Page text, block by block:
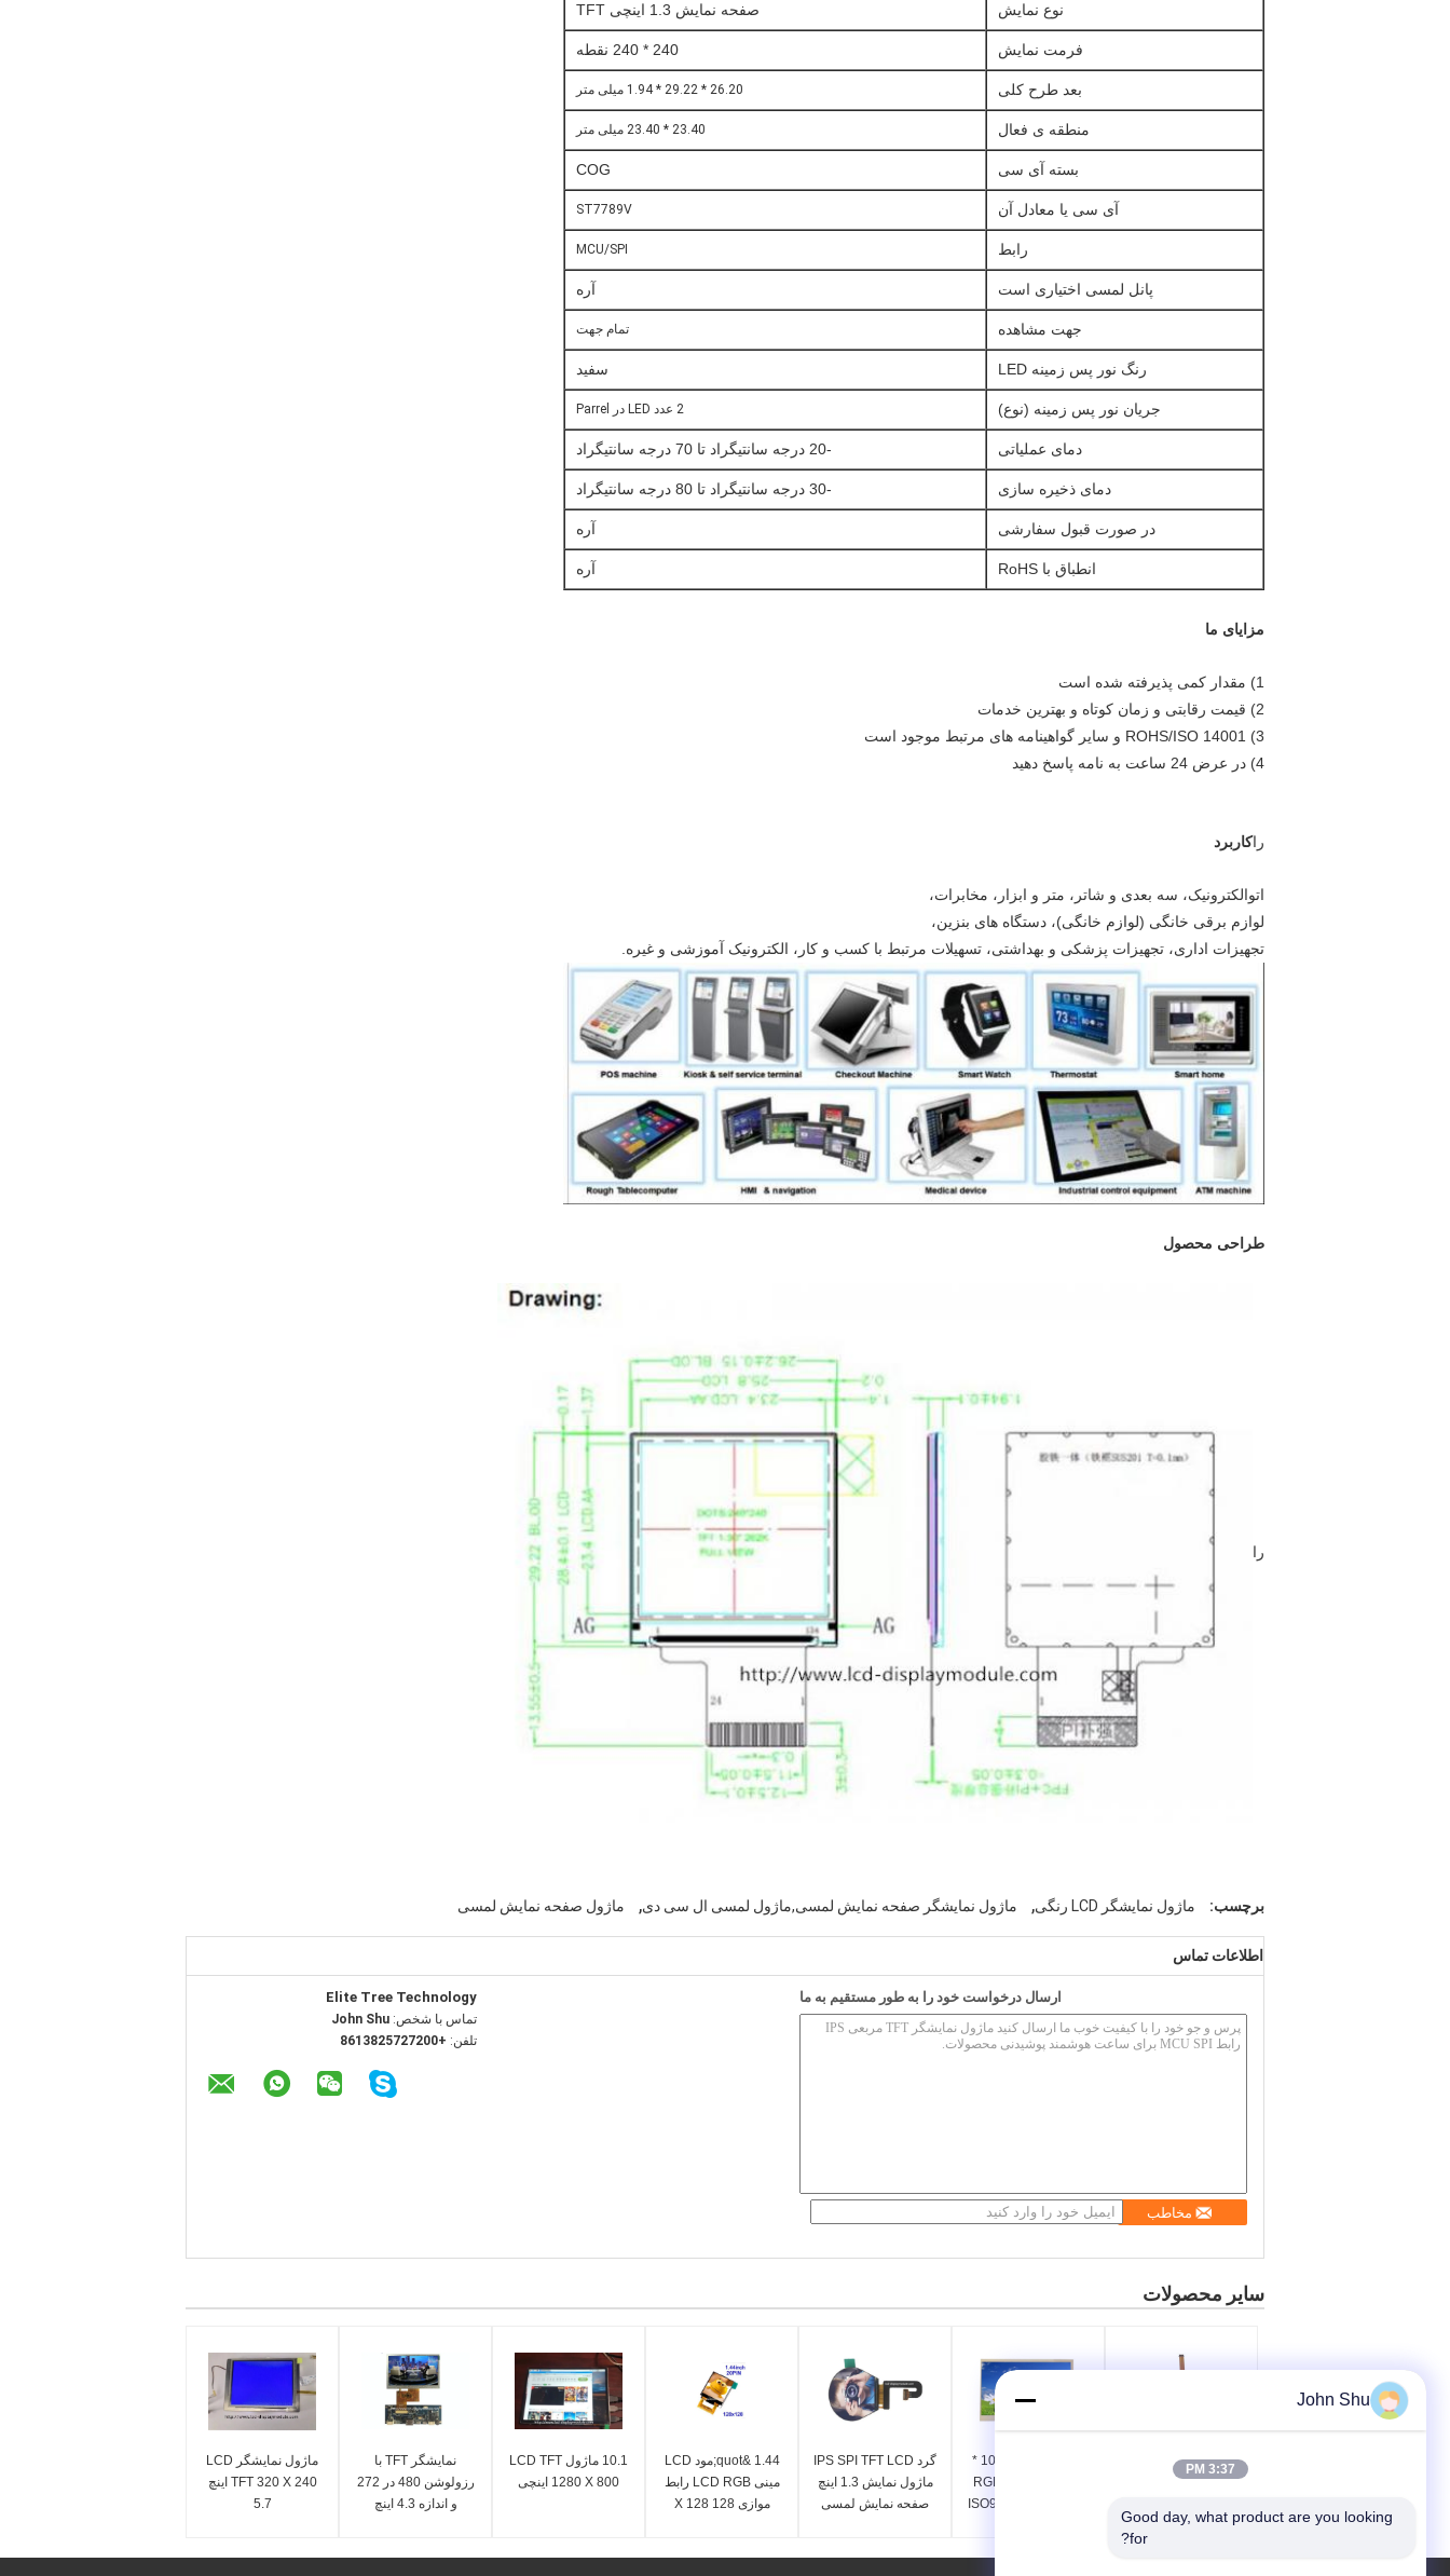
نوع نمایش صفحه نمایش 1.3 اینچی TFT
فرمت نمایش 240 * 240 نقطه
بعد طرح کلی 26.20 * 29.22 * 1.94 میلی متر
منطقه ی فعال 23.40 * 23.40 میلی متر
بسته آی سی COG
آی سی یا معادل آن ST7789V
رابط MCU/SPI
پانل لمسی اختیاری است آره
جهت مشاهده تمام جهت
رنگ نور پس زمینه LED سفید
جریان نور پس زمینه (نوع) 2 عدد LED در Parrel
دمای عملیاتی -20 درجه سانتیگراد تا 70 درجه سانتیگراد
دمای ذخیره سازی -30 درجه سانتیگراد تا 80 درجه سانتیگراد
در صورت قبول سفارشی آره
انطباق با RoHS آره
مزایای ما
1) مقدار کمی پذیرفته شده است
2) قیمت رقابتی و زمان کوتاه و بهترین خدمات
3) ROHS/ISO 14001 و سایر گواهینامه های مرتبط موجود است
4) در عرض 24 ساعت به نامه پاسخ دهید
راکاربرد
اتوالکترونیک، سه بعدی و شاتر، متر و ابزار، مخابرات،
لوازم برقی خانگی (لوازم خانگی)، دستگاه های بنزین،
تجهیزات اداری، تجهیزات پزشکی و بهداشتی، تسهیلات مرتبط با کسب و کار، الکترونیک آموزشی و غیره.
طراحی محصول
را
برچسب: ماژول نمایشگر LCD رنگی , ماژول نمایشگر صفحه نمایش لمسی,ماژول لمسی ال سی دی, ماژول صفحه نمایش لمسی
اطلاعات تماس
Elite Tree Technology
تماس با شخص: John Shu
تلفن: +8613825727200
ارسال درخواست خود را به طور مستقیم به ما
مخاطب
سایر محصولات
ماژول نمایشگر LCD
TFT 320 X 240 اینچ
5.7
نمایشگر TFT با
رزولوشن 480 در 272
و اندازه 4.3 اینچ
10.1 ماژول LCD TFT
1280 X 800 اینچی
1.44 &quot;مود LCD
مینی LCD RGB رابط
موازی 128 X 128
گرد IPS SPI TFT LCD
ماژول نمایش 1.3 اینچ
صفحه نمایش لمسی
صفحه نمایش 1024 *
600 RGB TFT LCD
ماژول 7 اینچ ISO9001
480 * 854 IPS MIPI
5.0Inch TFT LCD
لمسی Capactive
ماژول ال سی دی
نوع نمایش:
John Shu
3:37 PM
Good day, what product are you looking
for?